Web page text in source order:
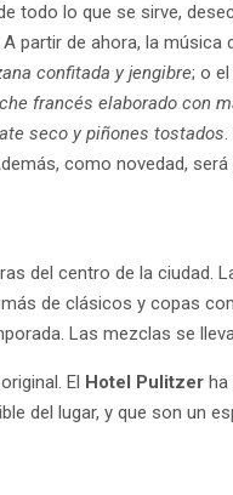
todo lo que se sirve,
partir de ahora, la música
confitada y jengibre; o
francés elaborado con
seco y piñones tostados.
como novedad,
del centro de la ciudad.
de clásicos y copas
Las mezclas se
El Hotel Pulitzer ha
del lugar, y que son un